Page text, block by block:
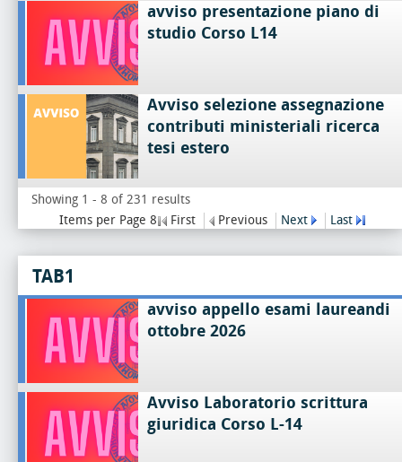
avviso presentazione piano di
studio Corso L14
Avviso selezione assegnazione
contributi ministeriali ricerca
tesi estero
Showing 1 - 8 of 231 results
Items per Page 8
First Previous Next Last
TAB1
avviso appello esami laureandi
ottobre 2026
Avviso Laboratorio scrittura
giuridica Corso L-14